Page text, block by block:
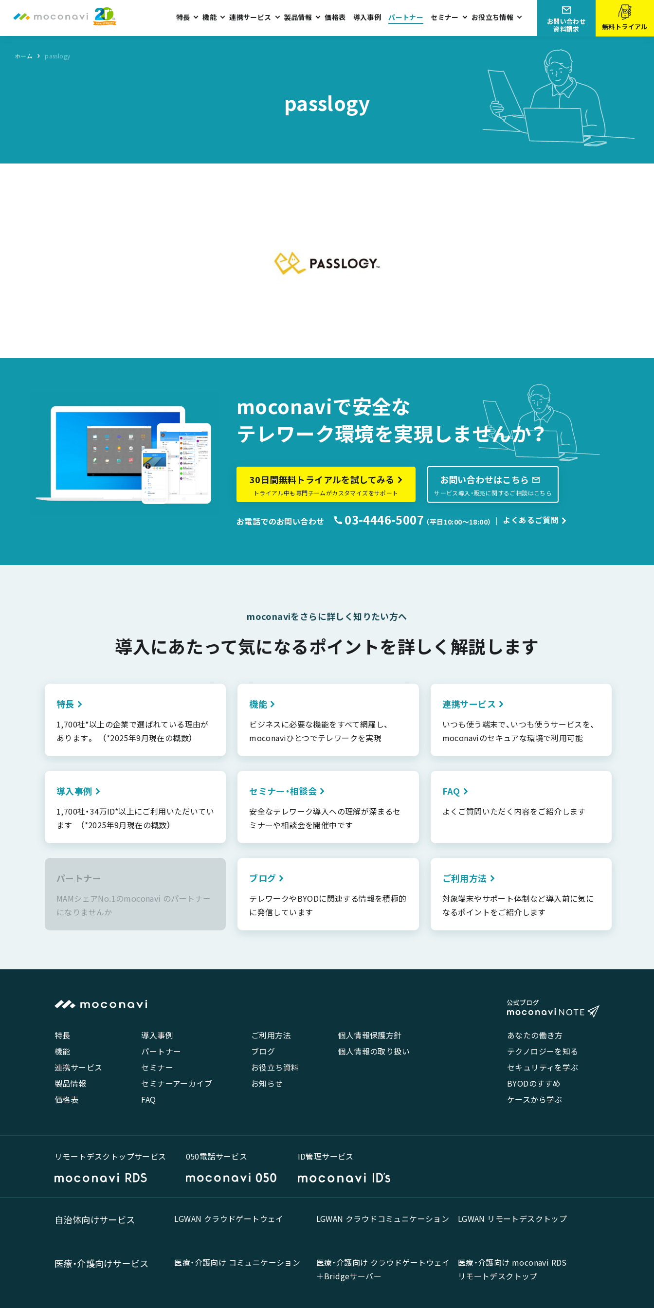
特長 機能 連携サービス 製品情報 価格表 導入事例 パートナー セミナー お役立ち情報
無料トライアル
お問い合わせ
資料請求
ホーム passlogy
passlogy
moconaviで安全な
テレワーク環境を実現しませんか？
30日間無料トライアルを試してみる
トライアル中も専門チームがカスタマイズをサポート
お問い合わせはこちら
サービス導入・販売に関するご相談はこちら
お電話でのお問い合わせ 03-4446-5007 （平日10:00〜18:00） よくあるご質問
moconaviをさらに詳しく知りたい方へ
導入にあたって気になるポイントを詳しく解説します
特長
1,700社*以上の企業で選ばれている理由が
あります。 （*2025年9月現在の概数）
機能
ビジネスに必要な機能をすべて網羅し、
moconaviひとつでテレワークを実現
連携サービス
いつも使う端末で、いつも使うサービスを、
moconaviのセキュアな環境で利用可能
導入事例
1,700社・34万ID*以上にご利用いただいてい
ます （*2025年9月現在の概数）
セミナー・相談会
安全なテレワーク導入への理解が深まるセ
ミナーや相談会を開催中です
FAQ
よくご質問いただく内容をご紹介します
パートナー
MAMシェアNo.1のmoconavi のパートナー
になりませんか
ブログ
テレワークやBYODに関連する情報を積極的
に発信しています
ご利用方法
対象端末やサポート体制など導入前に気に
なるポイントをご紹介します
特長
機能
連携サービス
製品情報
価格表
導入事例
パートナー
セミナー
セミナーアーカイブ
FAQ
ご利用方法
ブログ
お役立ち資料
お知らせ
個人情報保護方針
個人情報の取り扱い
あなたの働き方
テクノロジーを知る
セキュリティを学ぶ
BYODのすすめ
ケースから学ぶ
リモートデスクトップサービス 050電話サービス ID管理サービス
自治体向けサービス LGWAN クラウドゲートウェイ LGWAN クラウドコミュニケーション LGWAN リモートデスクトップ
医療・介護向けサービス 医療・介護向け コミュニケーション
医療・介護向け クラウドゲートウェイ
＋Bridgeサーバー
医療・介護向け moconavi RDS
リモートデスクトップ